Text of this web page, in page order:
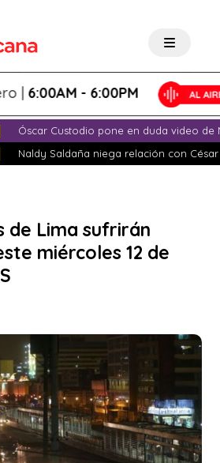
6:00AM - 6:00PM
Óscar Custodio pone en duda video de
Naldy Saldaña niega relación con
de Lima sufrirán
miércoles 12 de